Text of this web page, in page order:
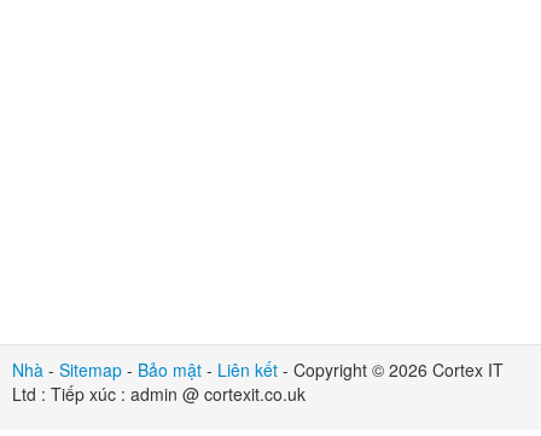
Nhà - Sitemap - Bảo mật - Liên kết - Copyright © 2026 Cortex IT
Ltd : Tiếp xúc : admin @ cortexit.co.uk